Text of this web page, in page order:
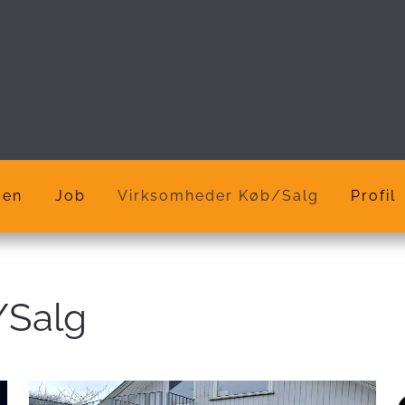
Job Virksomheder Køb/Salg Profil